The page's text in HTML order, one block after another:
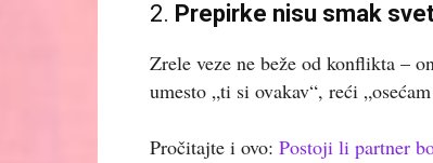
2. Prepirke nisu smak
Zrele veze ne beže od konflikta –
umesto „ti si ovakav“, reći
Pročitajte i ovo: Postoji li partner